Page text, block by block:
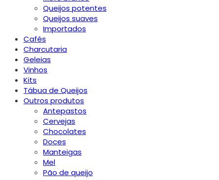
Queijos potentes
Queijos suaves
Importados
Cafés
Charcutaria
Geleias
Vinhos
Kits
Tábua de Queijos
Outros produtos
Antepastos
Cervejas
Chocolates
Doces
Manteigas
Mel
Pão de queijo